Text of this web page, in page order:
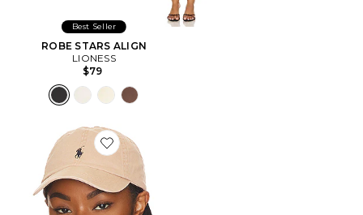
Best Seller
ROBE STARS ALIGN
LIONESS
$79
Favorite CHAPEAU